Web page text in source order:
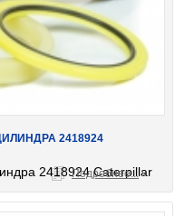
2418924
2418924 Caterpillar
Подробнее...